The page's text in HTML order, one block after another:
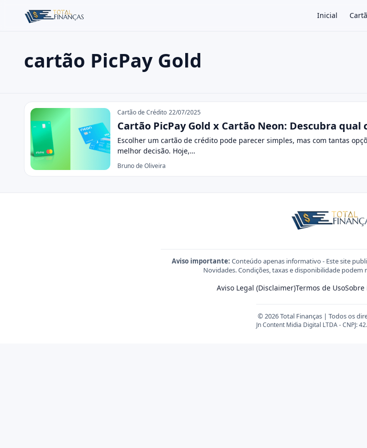
Inicial
Buscar no site
Pressione Enter para buscar ou ESC para fechar.
cartão PicPay Gold
cartão PicPay GoldCartão de Crédito 22/07/2025
Cartão PicPay Gold x Cartão Neon: Descubra qual
Escolher um cartão de crédito pode parecer simples, mas com tantas
melhor decisão. Hoje,…
Bruno de Oliveira
Aviso importante: Conteúdo apenas informativo - Este site
Novidades. Condições, taxas e disponibilidade podem
Aviso Legal (Disclaimer)Termos de UsoSobre
© 2026 Total Finanças | Todos os
Jn Content Midia Digital LTDA - CNPJ: